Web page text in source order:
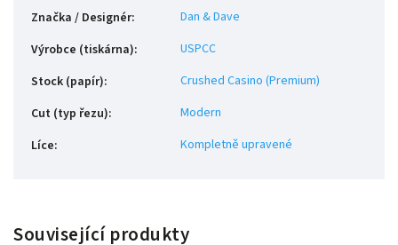
Značka / Designér:
Dan & Dave
Výrobce (tiskárna):
USPCC
Stock (papír):
Crushed Casino (Premium)
Cut (typ řezu):
Modern
Líce: Kompletně upravené
Související produkty